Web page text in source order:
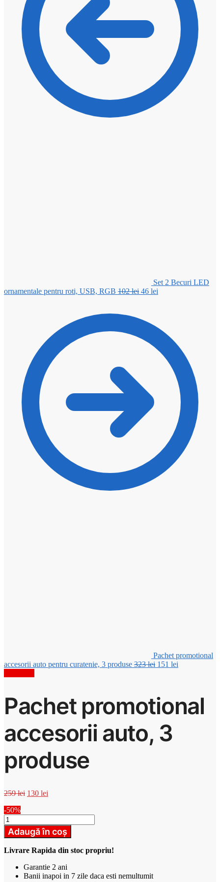
Set 2 Becuri LED
ornamentale pentru roti, USB, RGB 102lei Prețul
fost:
102 lei.
46 lei
Pachet promotional
accesorii auto pentru curatenie, 3 produse 323lei Prețul
323 lei.
151 lei
Pachet promotional
accesorii auto, 3
produse
259lei Prețul
259 lei.
130 lei
-50%
Cantitate
Pachet
promotional
auto,
produse
Adaugă în coș
Livrare Rapida din stoc propriu!
Garantie 2 ani
Banii inapoi in 7 zile daca esti nemultumit